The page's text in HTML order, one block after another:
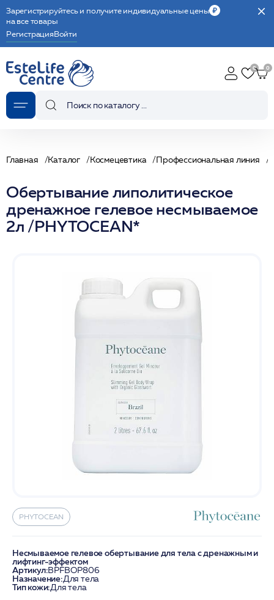
Зарегистрируйтесь и получите индивидуальные цены
на все товары
РегистрацияВойти
Главная Каталог Космецевтика Профессиональная линия
Обертывание липолитическое
дренажное гелевое несмываемое
2л /PHYTOCEAN*
PHYTOCEAN
Несмываемое гелевое обертывание для тела с дренажным и
лифтинг-эффектом
Артикул:BPFBOP806
Назначение:Для тела
Тип кожи:Для тела